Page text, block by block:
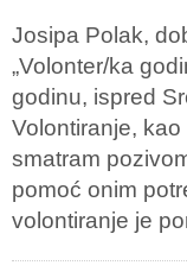
Josipa Polak,
„Volonter/ka
godinu, ispred
Volontiranje,
smatram
pomoć onim
volontiranje je